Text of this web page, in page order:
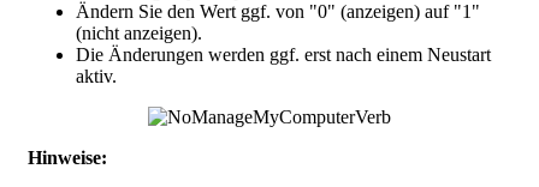
Ändern Sie den Wert ggf. von "0" (anzeigen) auf "1 "
(nicht anzeigen).
Die Änderungen werden ggf. erst nach einem Neustart
aktiv.
Hinweise: